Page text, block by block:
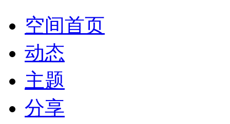
空间首页
动态
主题
分享